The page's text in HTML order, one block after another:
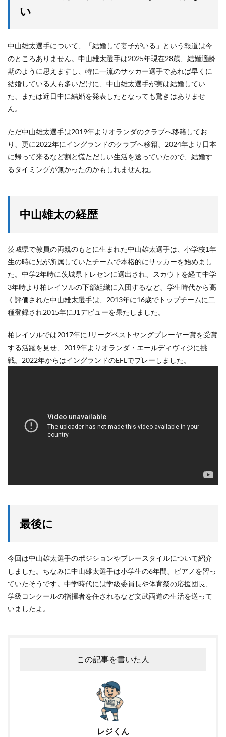
い
中山雄太選手について、「結婚して妻子がいる」という報道は今
のところありません。中山雄太選手は2025年現在28歳、結婚適齢
期のように思えますし、特に一流のサッカー選手であれば早くに
結婚している人も多いだけに、中山雄太選手が実は結婚してい
た、または近日中に結婚を発表したとなっても驚きはありませ
ん。
ただ中山雄太選手は2019年よりオランダのクラブへ移籍してお
り、更に2022年にイングランドのクラブへ移籍、2024年より日本
に帰って来るなど割と慌ただしい生活を送っていたので、結婚す
るタイミングが無かったのかもしれませんね。
中山雄太の経歴
茨城県で教員の両親のもとに生まれた中山雄太選手は、小学校1年
生の時に兄が所属していたチームで本格的にサッカーを始めまし
た。中学2年時に茨城県トレセンに選出され、スカウトを経て中学
3年時より柏レイソルの下部組織に入団するなど、学生時代から高
く評価された中山雄太選手は、2013年に16歳でトップチームに二
種登録され2015年にJ1デビューを果たしました。
柏レイソルでは2017年にJリーグベストヤングプレーヤー賞を受賞
する活躍を見せ、2019年よりオランダ・エールディヴィジに挑
戦。2022年からはイングランドのEFLでプレーしました。
最後に
今回は中山雄太選手のポジションやプレースタイルについて紹介
しました。ちなみに中山雄太選手は小学生の6年間、ピアノを習っ
ていたそうです。中学時代には学級委員長や体育祭の応援団長、
学級コンクールの指揮者を任されるなど文武両道の生活を送って
いましたよ。
この記事を書いた人
レジくん